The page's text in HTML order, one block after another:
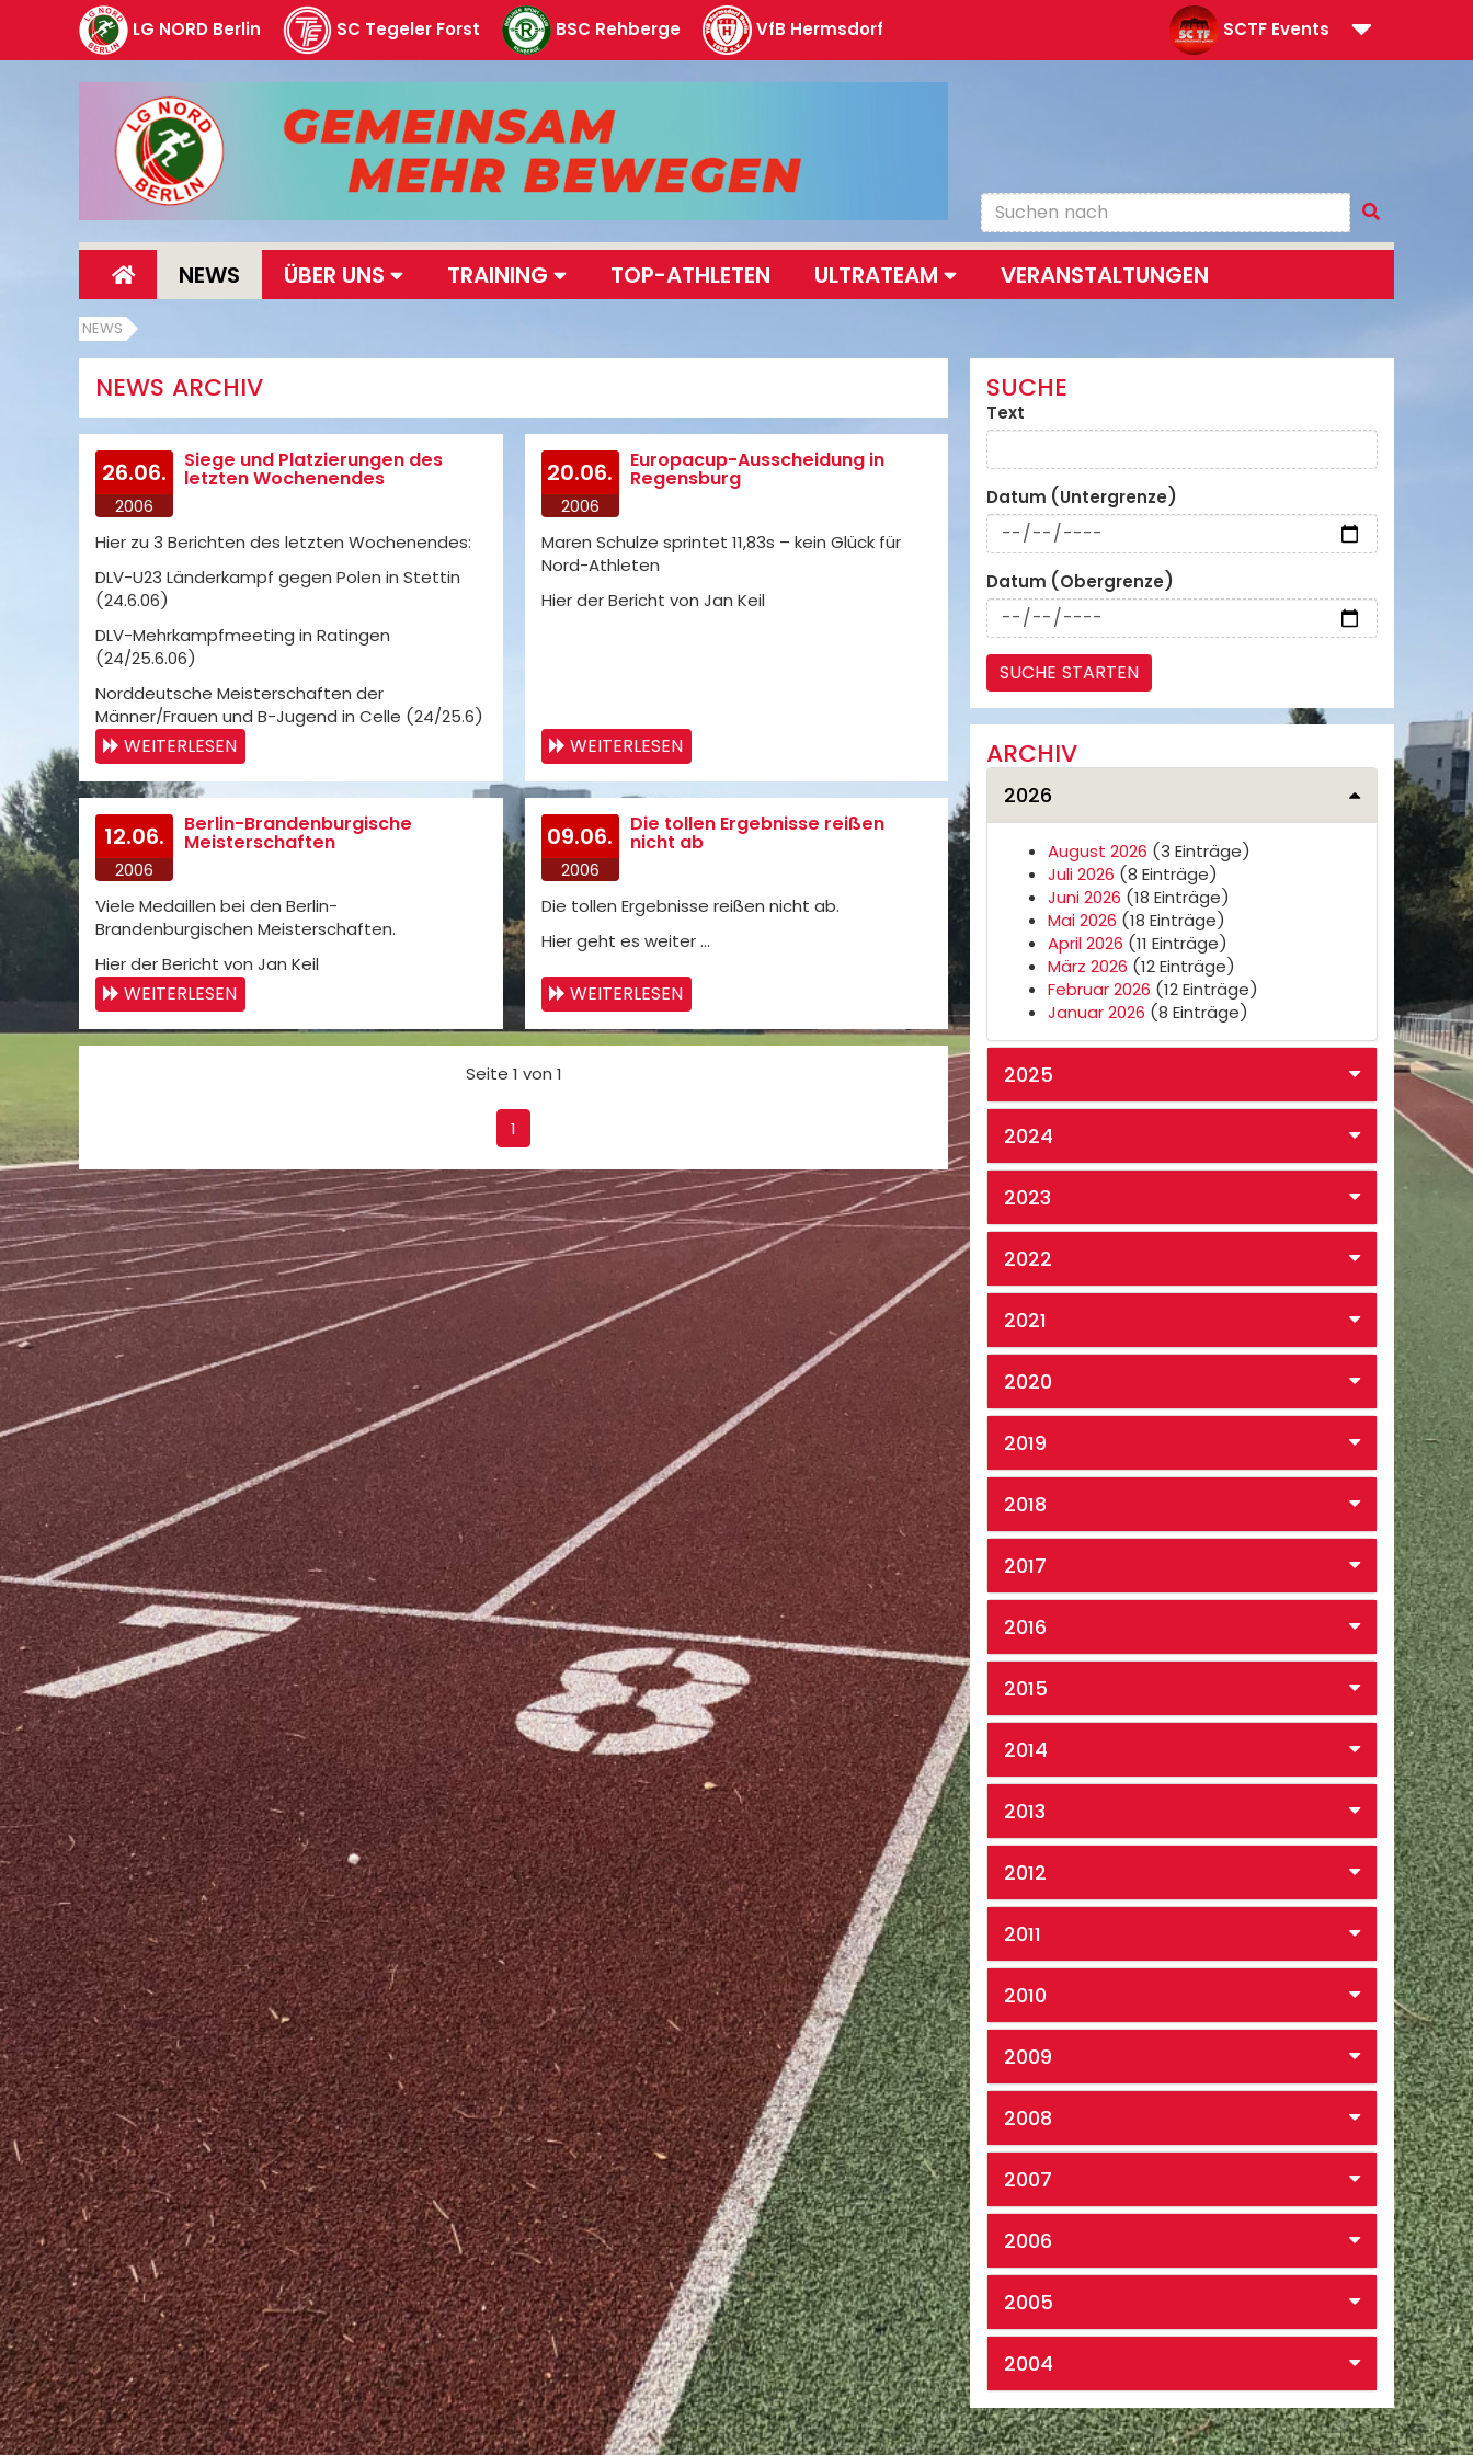
LG NORD Berlin SC Tegeler Forst BSC Rehberge VfB Hermsdorf SCTF Events
NEWS ÜBER UNS TRAINING TOP-ATHLETEN ULTRATEAM VERANSTALTUNGEN
NEWS
NEWS ARCHIV
26.06.
2006
Siege und Platzierungen des
letzten Wochenendes
Hier zu 3 Berichten des letzten Wochenendes:
DLV-U23 Länderkampf gegen Polen in Stettin
(24.6.06)
DLV-Mehrkampfmeeting in Ratingen
(24/25.6.06)
Norddeutsche Meisterschaften der
Männer/Frauen und B-Jugend in Celle (24/25.6)
WEITERLESEN
20.06.
2006
Europacup-Ausscheidung in
Regensburg
Maren Schulze sprintet 11,83s – kein Glück für
Nord-Athleten
Hier der Bericht von Jan Keil
WEITERLESEN
12.06.
2006
Berlin-Brandenburgische
Meisterschaften
Viele Medaillen bei den Berlin-
Brandenburgischen Meisterschaften.
Hier der Bericht von Jan Keil
WEITERLESEN
09.06.
2006
Die tollen Ergebnisse reißen
nicht ab
Die tollen Ergebnisse reißen nicht ab.
Hier geht es weiter ...
WEITERLESEN
Seite 1 von 1
1
SUCHE
Text
Datum (Untergrenze)
Datum (Obergrenze)
ARCHIV
2026
August 2026 (3 Einträge)
Juli 2026 (8 Einträge)
Juni 2026 (18 Einträge)
Mai 2026 (18 Einträge)
April 2026 (11 Einträge)
März 2026 (12 Einträge)
Februar 2026 (12 Einträge)
Januar 2026 (8 Einträge)
2025
2024
2023
2022
2021
2020
2019
2018
2017
2016
2015
2014
2013
2012
2011
2010
2009
2008
2007
2006
2005
2004